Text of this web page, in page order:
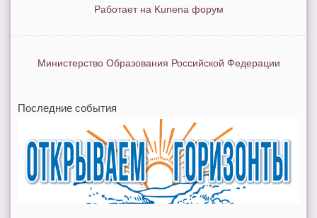
Работает на Kunena форум
Министерство Образования Российской Федерации
Последние события